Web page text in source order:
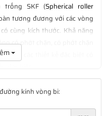
trống SKF (Spherical roller
tương đương với các vòng
cùng kích thước. Khả năng
có phớt chặn, có phớt chặn
rung, các thiết kế đặc biệt có
cao trong những ứng dụng
bi tang trống SKF thế hệ
kính vòng bi: